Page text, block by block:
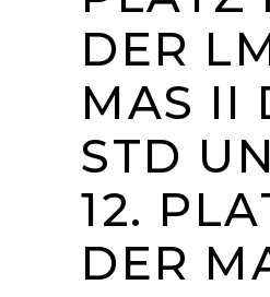
DER
MAS II
STD
12.
DER